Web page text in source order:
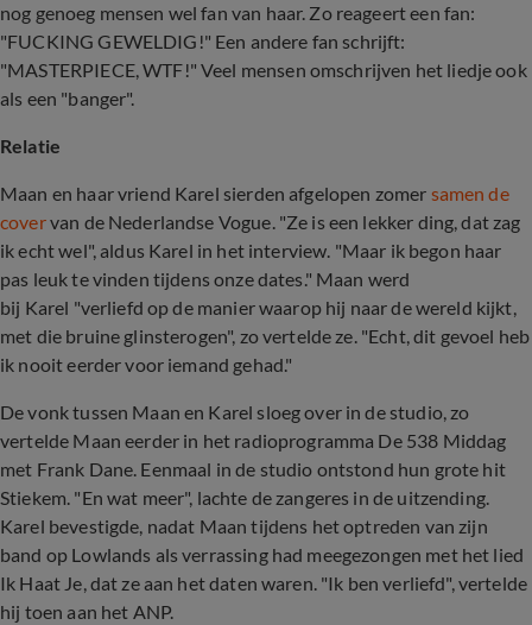
nog genoeg mensen wel fan van haar. Zo reageert een fan:
"FUCKING GEWELDIG!" Een andere fan schrijft:
"MASTERPIECE, WTF!" Veel mensen omschrijven het liedje ook
als een "banger".
Relatie
Maan en haar vriend Karel sierden afgelopen zomer samen de
covervan de Nederlandse Vogue. "Ze is een lekker ding, dat zag
ik echt wel", aldus Karel in het interview. "Maar ik begon haar
pas leuk te vinden tijdens onze dates." Maan werd
bij Karel "verliefd op de manier waarop hij naar de wereld kijkt,
met die bruine glinsterogen", zo vertelde ze. "Echt, dit gevoel heb
ik nooit eerder voor iemand gehad."
De vonk tussen Maan en Karel sloeg over in de studio, zo
vertelde Maan eerder in het radioprogramma De 538 Middag
met Frank Dane. Eenmaal in de studio ontstond hun grote hit
Stiekem. "En wat meer", lachte de zangeres in de uitzending.
Karel bevestigde, nadat Maan tijdens het optreden van zijn
band op Lowlands als verrassing had meegezongen met het lied
Ik Haat Je, dat ze aan het daten waren. "Ik ben verliefd", vertelde
hij toen aan het ANP.